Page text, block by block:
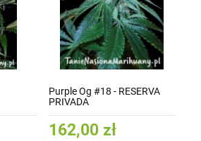
Purple Og #18 - RESERVA
PRIVADA
162,00 zł